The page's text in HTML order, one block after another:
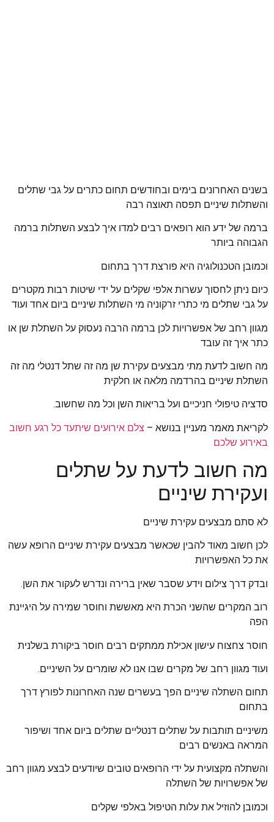
בשנים האחרונים בימים ובחודשים תחום כתרים על גבי שתלים
והשתלות שיניים תפסה תאוצה רבה
ברמה של ידע הוא רופאים רבים למדו איך לבצע השתלות ברמה
הגבוהה ביותר
וכמובן הטכנולוגיה היא פורצת דרך בתחום
כיום ניתן לחסוך עשרות אלפי שקלים על ידי שיטות רבות מקטרים
על גבי שתלים מי כתרי זרקוניה מי השתלות שיניים ביום אחד ועוד
מגוון רחב של אפשרויות לכן ברמה הרבה נעסוק על השתלת שן או
כתר איך זה עובד
מה חשוב לדעת מתי מבצעים עקירת שן מה זה שתל דנטלי מה זה
השתלת שיניים בהרדמה מלאה או חלקית
סדציה טיפולי חניכיים ועל בריאות השן וכל מה שחשוב.
לקריאת מאמר מעניין בנושא – צלם אירועים שיתעד כל רגע חשוב
באירוע שלכם
מה חשוב לדעת על שתלים
ועקירת שיניים
לא סתם מבצעים עקירת שיניים
לכן חשוב מאוד להבין שכאשר מבצעים עקירת שיניים הרופא עשה
את כל האפשרויות
ובדק דרך צילום וידע שסבר שאין ברירה ונדרש לעקור את השן.
רוב המקרים שהשני הכרת היא מאששת וחוסר שמירה על היגיינת
הפה
חוסר צחצוח עישון אכילת ממתקים רבים חוסר ביקורת בשלנית
ועוד מגוון רחב של מקרים שבו אנו לא שומרים על השיניים.
תחום השתלה שיניים הפך בעשרים שנה האחרונות לפורץ דרך
בתחום
משיניים תותבות על שתלים דנטליים שתלים ביום אחד ושיפור
המראה באנשים רבים
והשתלה מקצועית על ידי הרופאים טובים שיודעים לבצע מגוון רחב
של אפשרויות של השתלה
וכמובן להוזיל את עלות הטיפול באלפי שקלים